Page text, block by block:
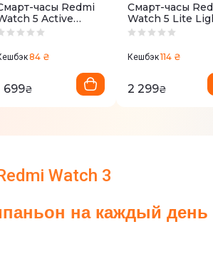
часы Redmi
5 Active
Silver
84 ₴
699₴
Смарт-часы
Watch 5 Lite
Gold
Кешбэк114 ₴
2 299₴
Watch 3
на каждый день